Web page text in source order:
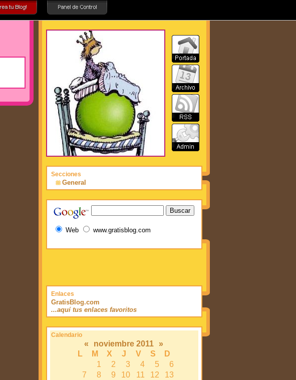
Secciones
General
Web www.gratisblog.com
Enlaces
GratisBlog.com
...aquí tus enlaces favoritos
Calendario
« noviembre 2011
»
L
M X J V S
D
1
2 3 4 5
6
7
8 9 10 11 12
13